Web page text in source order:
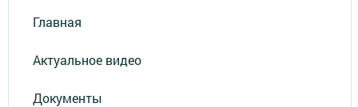
Главная
Актуальное видео
Документы